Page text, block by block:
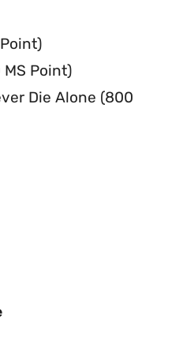
MS Point)
Die Alone (800